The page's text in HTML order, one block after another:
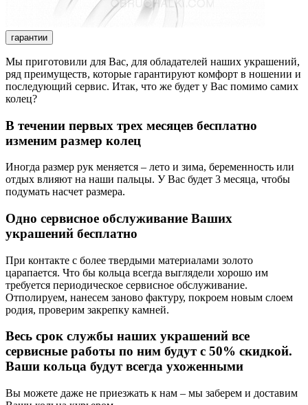
гарантии
Мы приготовили для Вас, для обладателей наших украшений,
ряд преимуществ, которые гарантируют комфорт в ношении и
последующий сервис. Итак, что же будет у Вас помимо самих
колец?
В течении первых трех месяцев бесплатно
изменим размер колец
Иногда размер рук меняется – лето и зима, беременность или
отдых влияют на наши пальцы. У Вас будет 3 месяца, чтобы
подумать насчет размера.
Одно сервисное обслуживание Ваших
украшений бесплатно
При контакте с более твердыми материалами золото
царапается. Что бы кольца всегда выглядели хорошо им
требуется периодическое сервисное обслуживание.
Отполируем, нанесем заново фактуру, покроем новым слоем
родия, проверим закрепку камней.
Весь срок службы наших украшений все
сервисные работы по ним будут с 50% скидкой.
Ваши кольца будут всегда ухоженными
Вы можете даже не приезжать к нам – мы заберем и доставим